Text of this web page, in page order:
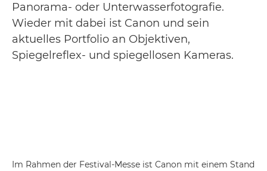
Panorama- oder Unterwasserfotografie.
Wieder mit dabei ist Canon und sein
aktuelles Portfolio an Objektiven,
Spiegelreflex- und spiegellosen Kameras.
Im Rahmen der Festival-Messe ist Canon mit einem Stand